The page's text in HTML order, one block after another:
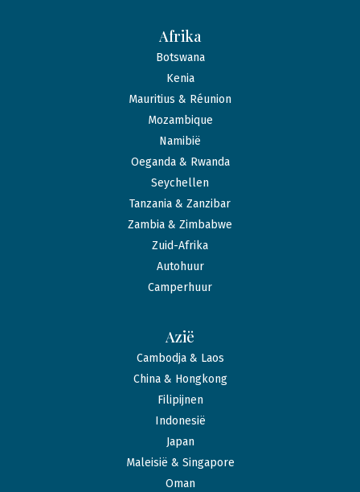
Afrika
Botswana
Kenia
Mauritius & Réunion
Mozambique
Namibië
Oeganda & Rwanda
Seychellen
Tanzania & Zanzibar
Zambia & Zimbabwe
Zuid-Afrika
Autohuur
Camperhuur
Azië
Cambodja & Laos
China & Hongkong
Filipijnen
Indonesië
Japan
Maleisië & Singapore
Oman